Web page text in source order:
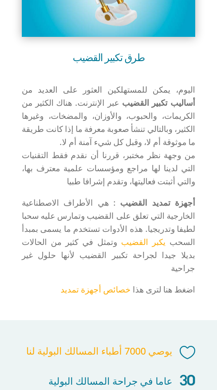
طرق تكبير القضيب
اليوم، يمكن للمستهلكين العثور على العديد من
أساليب تكبير القضيب عبر الإنترنت. هناك الكثير من
الكريمات، والحبوب، والأوزان، والمضخات، وغيرها
الكثير، وبالتالي تنشأ صعوبة معرفة ما إذا كانت طريقة
ما موثوقة أم لا، وقبل كل شيء آمنة أم لا.
من وجهة نظر مختبر، قررنا أن نقدم فقط التقنيات
التي لدينا لها مراجع ومؤسسات علمية معترف بها،
والتي أثبتت فعاليتها، وتقدم إشرافا طبيا
أجهزة تمديد القضيب : هي الأطراف الاصطناعية
الخارجية التي تعلق على القضيب وتمارس عليه سحبا
لطيفا وتدريجيا. هذه الأدوات تستخدم ما يسمى بمبدأ
السحب يكبر القضيب وتمثل في كثير من الحالات
بديلا جيدا لجراحة تكبير القضيب لأنها حلول غير
جراحية
اضغط هنا لترى هذا خصائص أجهزة تمديد
 يوصي 7000 أطباء المسالك البولية لنا
عاما في جراحة المسالك البولية